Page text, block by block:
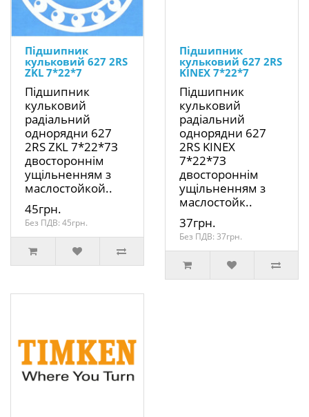
Підшипник
кульковий 627 2RS
ZKL 7*22*7
Підшипник
кульковий
радіальний
однорядни 627
2RS ZKL 7*22*7З
двостороннім
ущільненням з
маслостойкой..
45грн.
Без ПДВ: 45грн.
Підшипник
кульковий 627 2RS
KINEX 7*22*7
Підшипник
кульковий
радіальний
однорядни 627
2RS KINEX
7*22*7З
двостороннім
ущільненням з
маслостойк..
37грн.
Без ПДВ: 37грн.